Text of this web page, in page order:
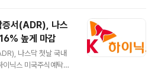
년 이하 준신축은 1.
15년 초과~20년
반적으로 신축 및 준
따라 전세 수요가 상대
증서(ADR), 나스
높게 마감
나스닥 첫날 국내
닉스 미국주식예탁증